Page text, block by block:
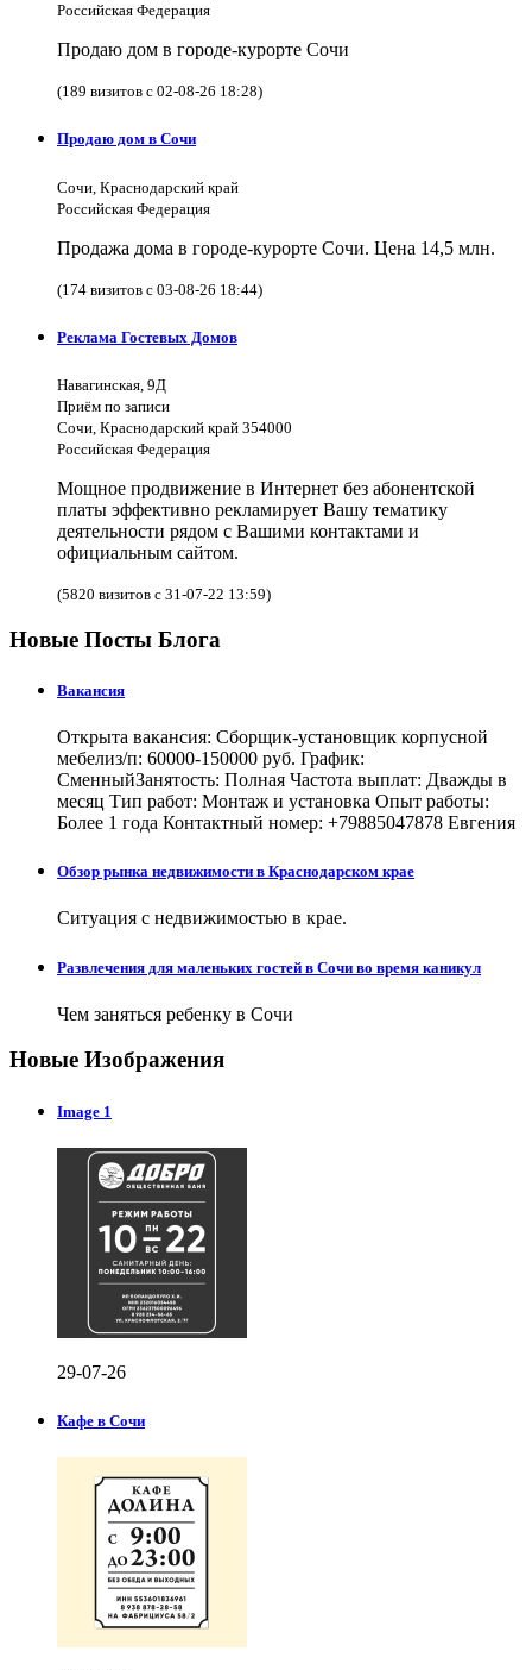
Российская Федерация
Продаю дом в городе-курорте Сочи
(189 визитов с 02-08-26 18:28)
Продаю дом в Сочи
Сочи, Краснодарский край
Российская Федерация
Продажа дома в городе-курорте Сочи. Цена 14,5 млн.
(174 визитов с 03-08-26 18:44)
Реклама Гостевых Домов
Навагинская, 9Д
Приём по записи
Сочи, Краснодарский край 354000
Российская Федерация
Мощное продвижение в Интернет без абонентской
платы эффективно рекламирует Вашу тематику
деятельности рядом с Вашими контактами и
официальным сайтом.
(5820 визитов с 31-07-22 13:59)
Новые Посты Блога
Вакансия
Открыта вакансия: Сборщик-установщик корпусной
мебелиз/п: 60000-150000 руб. График:
СменныйЗанятость: Полная Частота выплат: Дважды в
месяц Тип работ: Монтаж и установка Опыт работы:
Более 1 года Контактный номер: +79885047878 Евгения
Обзор рынка недвижимости в Краснодарском крае
Ситуация с недвижимостью в крае.
Развлечения для маленьких гостей в Сочи во время каникул
Чем заняться ребенку в Сочи
Новые Изображения
Image 1
29-07-26
Кафе в Сочи